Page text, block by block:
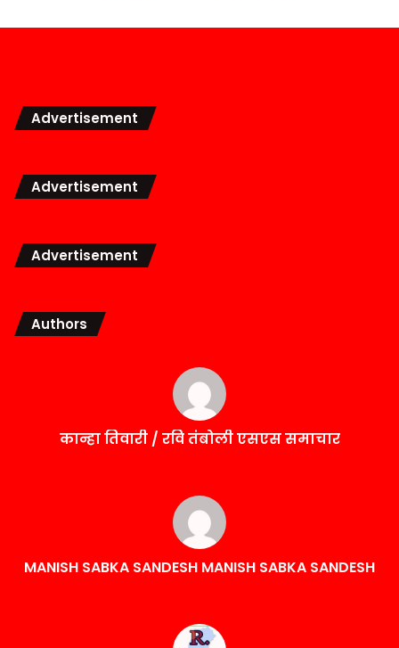
Advertisement
Advertisement
Advertisement
Authors
कान्हा तिवारी / रवि तंबोली एसएस समाचार
MANISH SABKA SANDESH MANISH SABKA SANDESH